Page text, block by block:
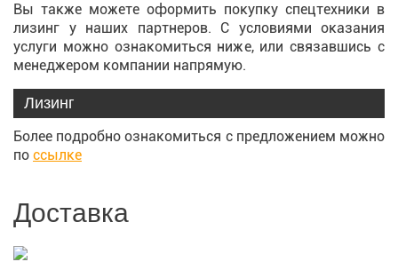
Вы также можете оформить покупку спецтехники в
лизинг у наших партнеров. С условиями оказания
услуги можно ознакомиться ниже, или связавшись с
менеджером компании напрямую.
Лизинг
Более подробно ознакомиться с предложением можно
по ссылке
Доставка